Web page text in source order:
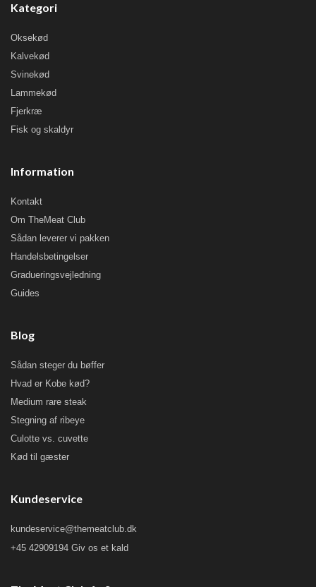
Kategori
Oksekød
Kalvekød
Svinekød
Lammekød
Fjerkræ
Fisk og skaldyr
Information
Kontakt
Om TheMeat Club
Sådan leverer vi pakken
Handelsbetingelser
Gradueringsvejledning
Guides
Blog
Sådan steger du bøffer
Hvad er Kobe kød?
Medium rare steak
Stegning af ribeye
Culotte vs. cuvette
Kød til gæster
Kundeservice
kundeservice@themeatclub.dk
+45 42909194 Giv os et kald